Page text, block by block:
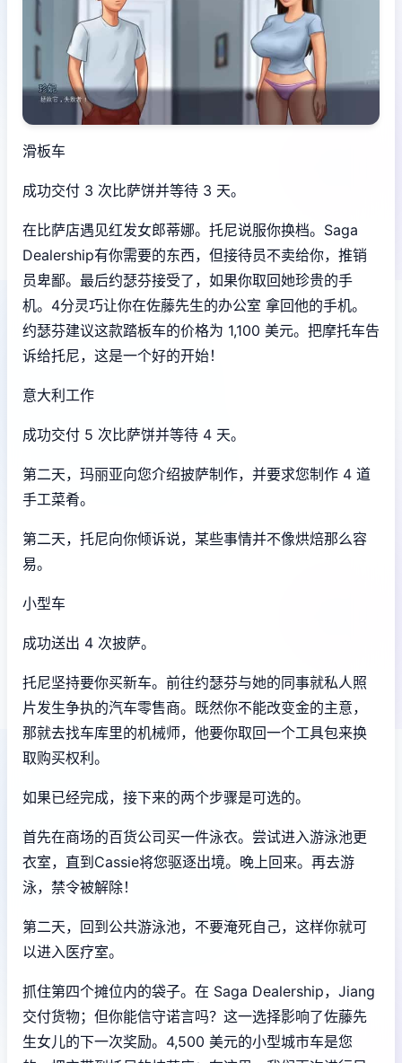
滑板车
成功交付 3 次比萨饼并等待 3 天。
在比萨店遇见红发女郎蒂娜。托尼说服你换档。Saga
Dealership有你需要的东西，但接待员不卖给你，推销
员卑鄙。最后约瑟芬接受了，如果你取回她珍贵的手
机。4分灵巧让你在佐藤先生的办公室 拿回他的手机。
约瑟芬建议这款踏板车的价格为 1,100 美元。把摩托车告
诉给托尼，这是一个好的开始！
意大利工作
成功交付 5 次比萨饼并等待 4 天。
第二天，玛丽亚向您介绍披萨制作，并要求您制作 4 道
手工菜肴。
第二天，托尼向你倾诉说，某些事情并不像烘焙那么容
易。
小型车
成功送出 4 次披萨。
托尼坚持要你买新车。前往约瑟芬与她的同事就私人照
片发生争执的汽车零售商。既然你不能改变金的主意，
那就去找车库里的机械师，他要你取回一个工具包来换
取购买权利。
如果已经完成，接下来的两个步骤是可选的。
首先在商场的百货公司买一件泳衣。尝试进入游泳池更
衣室，直到Cassie将您驱逐出境。晚上回来。再去游
泳，禁令被解除！
第二天，回到公共游泳池，不要淹死自己，这样你就可
以进入医疗室。
抓住第四个摊位内的袋子。在 Saga Dealership，Jiang
交付货物；但你能信守诺言吗？这一选择影响了佐藤先
生女儿的下一次奖励。4,500 美元的小型城市车是您